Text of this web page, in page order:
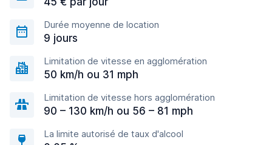
Durée moyenne de location
9 jours
Limitation de vitesse en agglomération
50 km/h ou 31 mph
Limitation de vitesse hors agglomération
90 – 130 km/h ou 56 – 81 mph
La limite autorisé de taux d'alcool